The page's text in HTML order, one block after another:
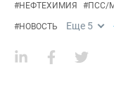
#НЕФТЕХИМИЯ #ПСС/
#НОВОСТЬ Еще 5